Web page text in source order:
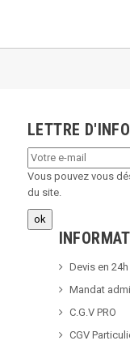
LETTRE
Vous pouvez vous
du site.
Devis en 24h
Mandat
C.G.V PRO
CGV